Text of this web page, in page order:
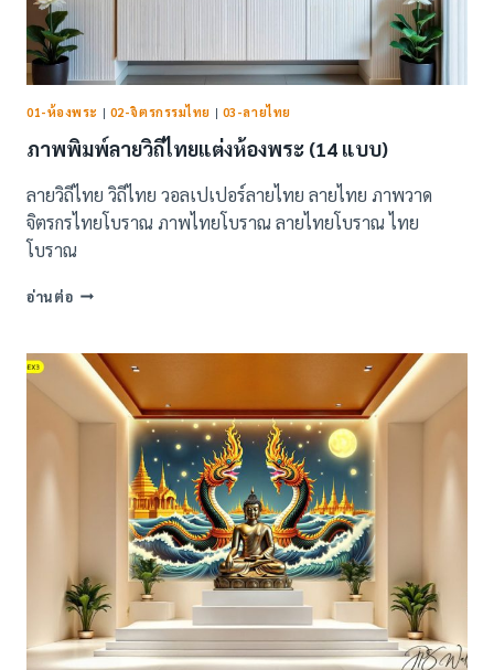
01-ห้องพระ | 02-จิตรกรรมไทย | 03-ลายไทย
ภาพพิมพ์ลายวิถีไทยแต่งห้องพระ (14 แบบ)
ลายวิถีไทย วิถีไทย วอลเปเปอร์ลายไทย ลายไทย ภาพวาด
จิตรกรไทยโบราณ ภาพไทยโบราณ ลายไทยโบราณ ไทย
โบราณ
อ่านต่อภาพ
วิถี
ไทย
แต่ง
ห้อง